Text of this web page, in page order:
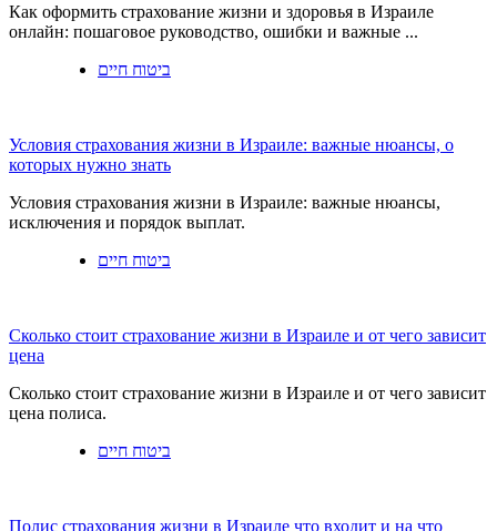
Как оформить страхование жизни и здоровья в Израиле
онлайн: пошаговое руководство, ошибки и важные ...
ביטוח חיים
Условия страхования жизни в Израиле: важные нюансы, о
которых нужно знать
Условия страхования жизни в Израиле: важные нюансы,
исключения и порядок выплат.
ביטוח חיים
Сколько стоит страхование жизни в Израиле и от чего зависит
цена
Сколько стоит страхование жизни в Израиле и от чего зависит
цена полиса.
ביטוח חיים
Полис страхования жизни в Израиле что входит и на что